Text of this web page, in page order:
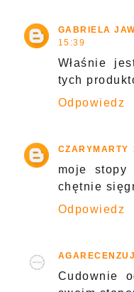
GABRIELA
15:39
Właśnie
tych
Odpowiedz
CZARYMARTY
moje
chętnie
Odpowiedz
Cudownie